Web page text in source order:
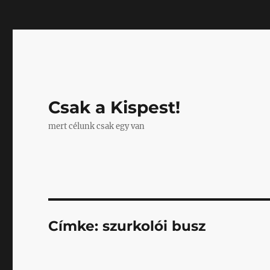
Csak a Kispest!
mert célunk csak egy van
Címke:szurkolói busz